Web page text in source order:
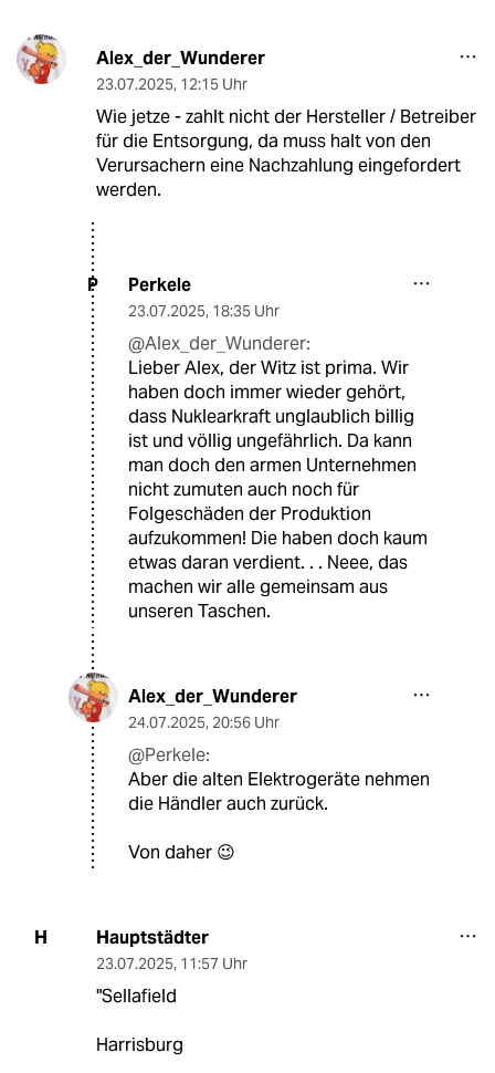
Alex_der_Wunderer
23.07.2025, 12:15 Uhr
Wie jetze - zahlt nicht der Hersteller / Betreiber
für die Entsorgung, da muss halt von den
Verursachern eine Nachzahlung eingefordert
werden.
P Perkele
23.07.2025, 18:35 Uhr
@Alex_der_Wunderer:
Lieber Alex, der Witz ist prima. Wir
haben doch immer wieder gehört,
dass Nuklearkraft unglaublich billig
ist und völlig ungefährlich. Da kann
man doch den armen Unternehmen
nicht zumuten auch noch für
Folgeschäden der Produktion
aufzukommen! Die haben doch kaum
etwas daran verdient. . . Neee, das
machen wir alle gemeinsam aus
unseren Taschen.
Alex_der_Wunderer
24.07.2025, 20:56 Uhr
@Perkele:
Aber die alten Elektrogeräte nehmen
die Händler auch zurück.
Von daher 😉
H Hauptstädter
23.07.2025, 11:57 Uhr
"Sellafield
Harrisburg